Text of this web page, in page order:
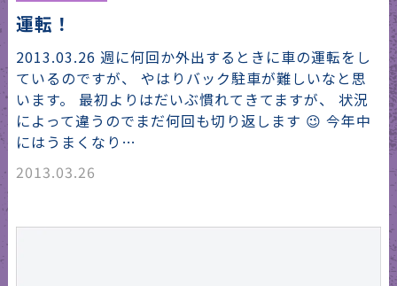
運転！
2013.03.26 週に何回か外出するときに車の運転をし
ているのですが、 やはりバック駐車が難しいなと思
います。 最初よりはだいぶ慣れてきてますが、 状況
によって違うのでまだ何回も切り返します 😉 今年中
にはうまくなり…
2013.03.26